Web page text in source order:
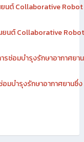
ปกรณ์
รณ์ ด้วยวิธีประกวดราคา
ต์ Collaborative Robot
นต์ Collaborative Robot
อมบำรุงรักษาอากาศยาน